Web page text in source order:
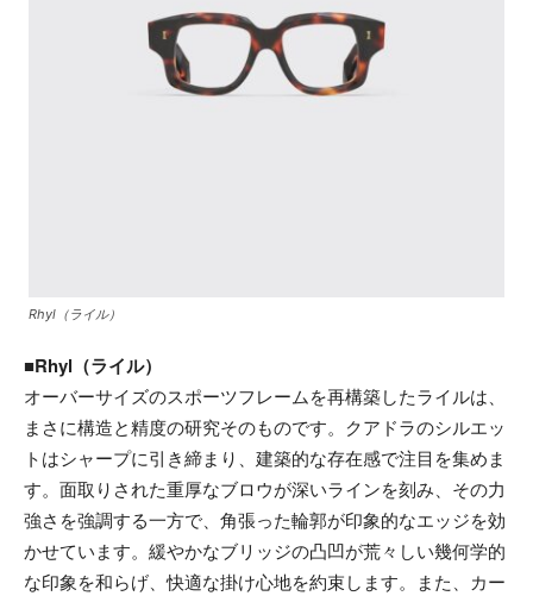
Rhyl（ライル）
■Rhyl（ライル）
オーバーサイズのスポーツフレームを再構築したライルは、
まさに構造と精度の研究そのものです。クアドラのシルエッ
トはシャープに引き締まり、建築的な存在感で注目を集めま
す。面取りされた重厚なブロウが深いラインを刻み、その力
強さを強調する一方で、角張った輪郭が印象的なエッジを効
かせています。緩やかなブリッジの凸凹が荒々しい幾何学的
な印象を和らげ、快適な掛け心地を約束します。また、カー